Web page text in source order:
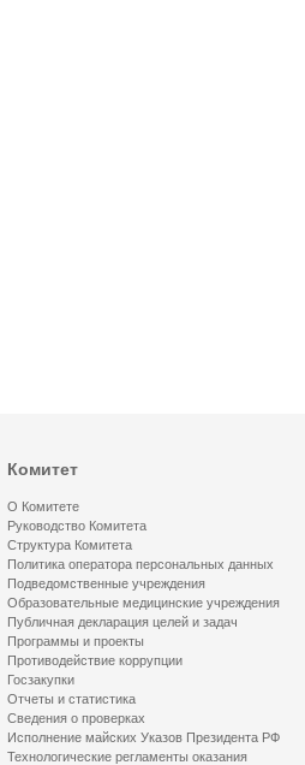
Комитет
О Комитете
Руководство Комитета
Структура Комитета
Политика оператора персональных данных
Подведомственные учреждения
Образовательные медицинские учреждения
Публичная декларация целей и задач
Программы и проекты
Противодействие коррупции
Госзакупки
Отчеты и статистика
Сведения о проверках
Исполнение майских Указов Президента РФ
Технологические регламенты оказания